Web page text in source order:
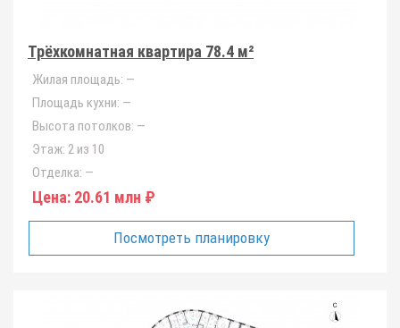
Трёхкомнатная квартира 78.4 м²
Жилая площадь: —
Площадь кухни: —
Высота потолков: —
Этаж: 2 из 10
Отделка: —
Цена: 20.61 млн ₽
Посмотреть планировку